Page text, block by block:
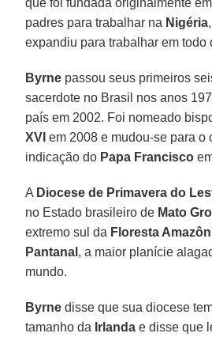
padres para trabalhar na Nigéria
expandiu para trabalhar em todo
Byrne passou seus primeiros
sacerdote no Brasil nos anos
país em 2002. Foi nomeado
XVI em 2008 e mudou-se para o
indicação do Papa Francisco
A Diocese de Primavera do
no Estado brasileiro de Mato
extremo sul da Floresta
Pantanal , a maior planície
mundo.
Byrne disse que sua diocese
tamanho da Irlanda e disse que